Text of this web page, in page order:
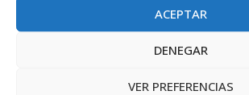
ACEPTAR
DENEGAR
VER PREFERENCIAS